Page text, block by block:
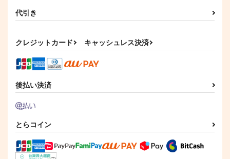
作品詳細 作品詳細
サンプル
代引き
クレジットカード キャッシュレス決済
後払い決済
とらコイン